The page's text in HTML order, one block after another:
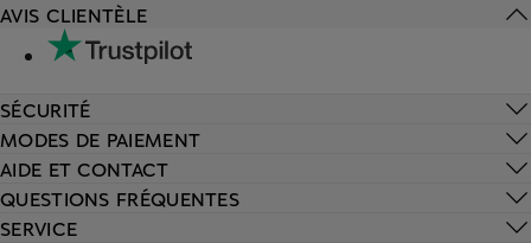
AIDE ET CONTACT
QUESTIONS FRÉQUENTES
SERVICE
AVIS CLIENTÈLE
SÉCURITÉ
MODES DE PAIEMENT